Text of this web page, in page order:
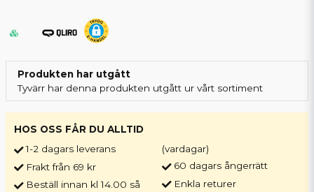
Produkten har utgått
Tyvärr har denna produkten utgått ur vårt sortiment
HOS OSS FÅR DU ALLTID
1-2 dagars leverans
Frakt från 69 kr
Beställ innan kl 14.00 så
(vardagar)
60 dagars ångerrätt
Enkla returer